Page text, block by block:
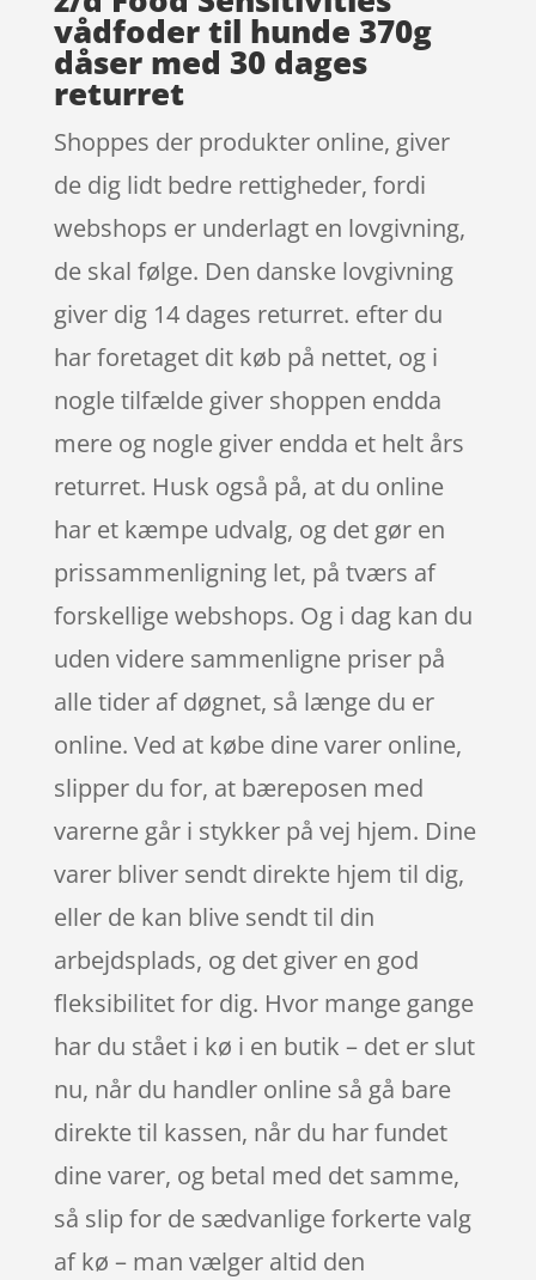
vådfoder til hunde 370g
dåser med 30 dages
returret
Shoppes der produkter online, giver
de dig lidt bedre rettigheder, fordi
webshops er underlagt en lovgivning,
de skal følge. Den danske lovgivning
giver dig 14 dages returret. efter du
har foretaget dit køb på nettet, og i
nogle tilfælde giver shoppen endda
mere og nogle giver endda et helt års
returret. Husk også på, at du online
har et kæmpe udvalg, og det gør en
prissammenligning let, på tværs af
forskellige webshops. Og i dag kan du
uden videre sammenligne priser på
alle tider af døgnet, så længe du er
online. Ved at købe dine varer online,
slipper du for, at bæreposen med
varerne går i stykker på vej hjem. Dine
varer bliver sendt direkte hjem til dig,
eller de kan blive sendt til din
arbejdsplads, og det giver en god
fleksibilitet for dig. Hvor mange gange
har du stået i kø i en butik – det er slut
nu, når du handler online så gå bare
direkte til kassen, når du har fundet
dine varer, og betal med det samme,
så slip for de sædvanlige forkerte valg
af kø – man vælger altid den